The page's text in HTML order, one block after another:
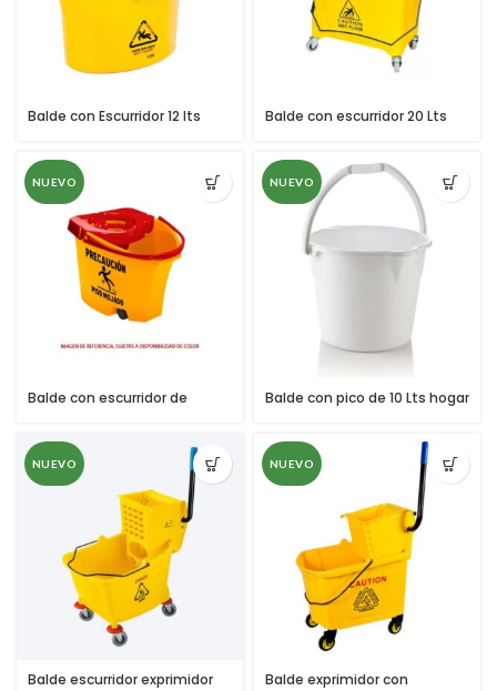
Balde con Escurridor 12 lts Balde con escurridor 20 Lts
NUEVO
Balde con escurridor de
NUEVO
Balde con pico de 10 Lts hogar
NUEVO
Balde escurridor exprimidor
NUEVO
Balde exprimidor con